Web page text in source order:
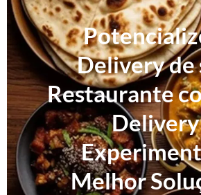
Delivery de
Restaurante
Delivery
Melhor